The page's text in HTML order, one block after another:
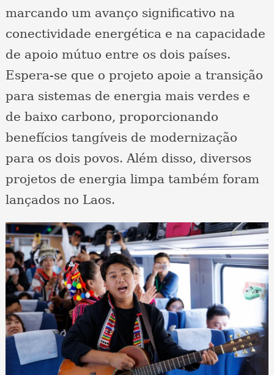
marcando um avanço significativo na
conectividade energética e na capacidade
de apoio mútuo entre os dois países.
Espera-se que o projeto apoie a transição
para sistemas de energia mais verdes e
de baixo carbono, proporcionando
benefícios tangíveis de modernização
para os dois povos. Além disso, diversos
projetos de energia limpa também foram
lançados no Laos.